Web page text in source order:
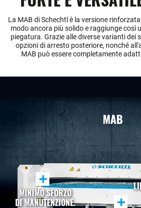
La MAB di Schechtl è la versione
modo ancora più solido e raggiunge così
piegatura. Grazie alle diverse varianti dei
opzioni di arresto posteriore, nonché
MAB può essere completamente
MAB
+
MINIMO SFORZO
DI MANUTENZIONE. +